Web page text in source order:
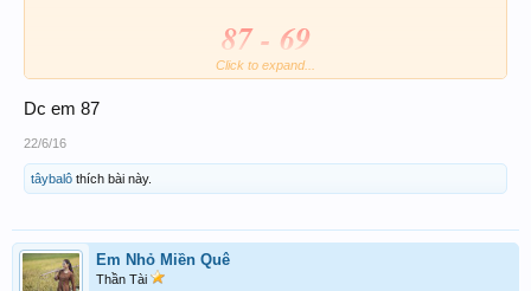
87 - 69
Click to expand...
Dc em 87
22/6/16
tâybalô thích bài này.
Em Nhỏ Miền Quê
Thần Tài